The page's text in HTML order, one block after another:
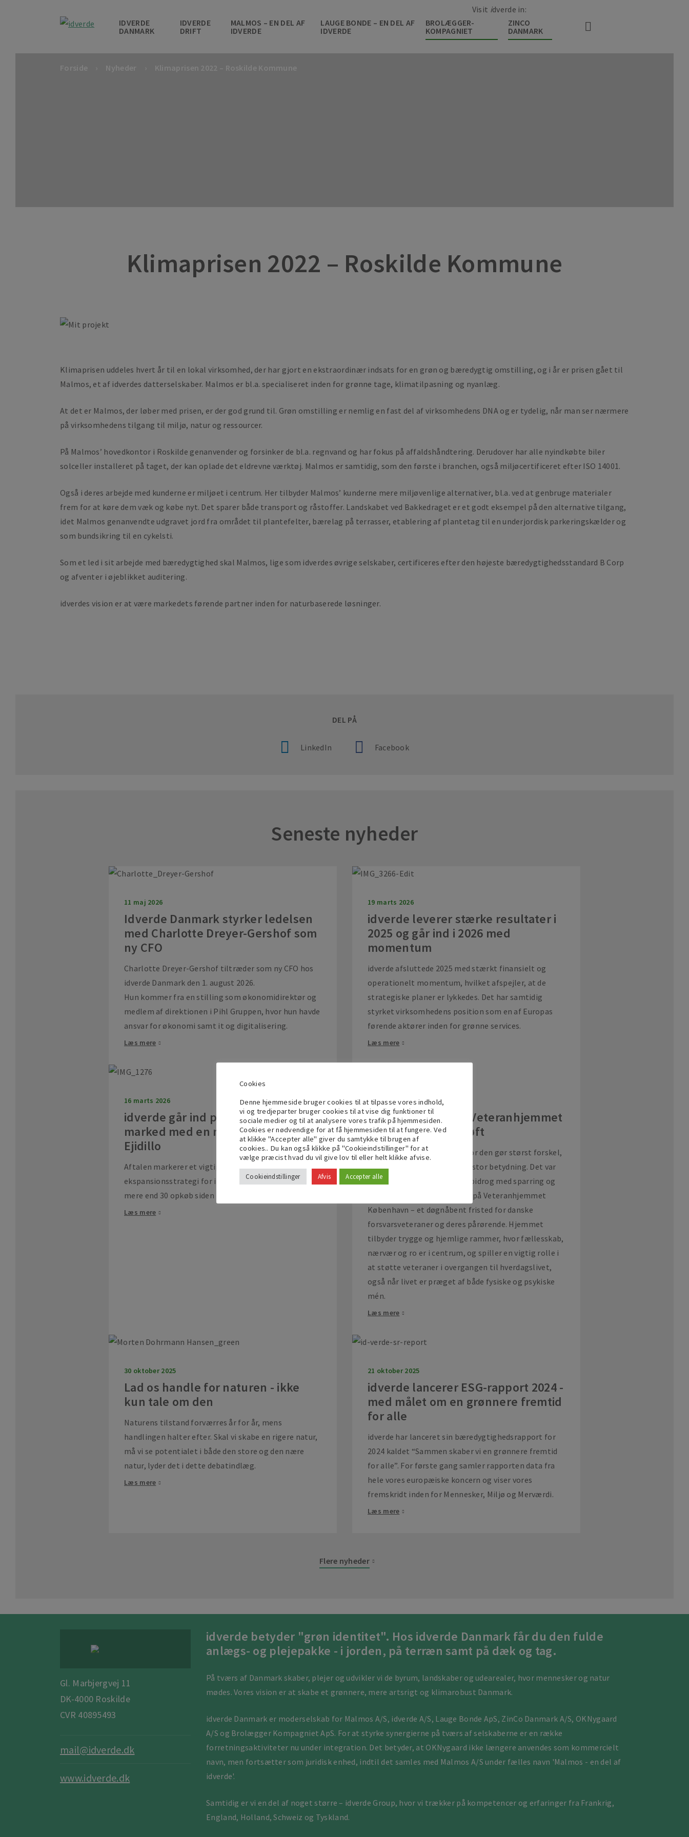
IDVERDE
DANMARK
IDVERDE
DRIFT
MALMOS – EN DEL AF
IDVERDE
LAUGE BONDE – EN DEL AF
IDVERDE
BROLÆGGER-
KOMPAGNIET
ZINCO
DANMARK
Visit idverde in:
Klimaprisen 2022 – Roskilde Kommune
Klimaprisen uddeles hvert år til en lokal virksomhed, der har gjort en ekstraordinær indsats for en grøn og bæredygtig omstilling, og i år er prisen gået til
Malmos, et af idverdes datterselskaber. Malmos er bl.a. specialiseret inden for grønne tage, klimatilpasning og nyanlæg.
At det er Malmos, der løber med prisen, er der god grund til. Grøn omstilling er nemlig en fast del af virksomhedens DNA og er tydelig, når man ser nærmere
på virksomhedens tilgang til miljø, natur og ressourcer.
På Malmos’ hovedkontor i Roskilde genanvender og forsinker de bl.a. regnvand og har fokus på affaldshåndtering. Derudover har alle nyindkøbte biler
solceller installeret på taget, der kan oplade det eldrevne værktøj. Malmos er samtidig, som den første i branchen, også miljøcertificeret efter ISO 14001.
Også i deres arbejde med kunderne er miljøet i centrum. Her tilbyder Malmos’ kunderne mere miljøvenlige alternativer, bl.a. ved at genbruge materialer
frem for at køre dem væk og købe nyt. Det sparer både transport og råstoffer. Landskabet ved Bakkedraget er et godt eksempel på den alternative tilgang,
idet Malmos genanvendte udgravet jord fra området til plantefelter, bærelag på terrasser, etablering af plantetag til en underjordisk parkeringskælder og
som bundsikring til en cykelsti.
Som et led i sit arbejde med bæredygtighed skal Malmos, lige som idverdes øvrige selskaber, certificeres efter den højeste bæredygtighedsstandard B Corp
og afventer i øjeblikket auditering.
idverdes vision er at være markedets førende partner inden for naturbaserede løsninger.
DEL PÅ
LinkedIn Facebook
Seneste nyheder
11 maj 2026
Idverde Danmark styrker ledelsen
med Charlotte Dreyer-Gershof som
ny CFO
Charlotte Dreyer-Gershof tiltræder som ny CFO hos
idverde Danmark den 1. august 2026.
Hun kommer fra en stilling som økonomidirektør og
medlem af direktionen i Pihl Gruppen, hvor hun havde
ansvar for økonomi samt it og digitalisering.
Læs mere
19 marts 2026
idverde leverer stærke resultater i
2025 og går ind i 2026 med
momentum
idverde afsluttede 2025 med stærkt finansielt og
operationelt momentum, hvilket afspejler, at de
strategiske planer er lykkedes. Det har samtidig
styrket virksomhedens position som en af Europas
førende aktører inden for grønne services.
Læs mere
16 marts 2026
idverde går ind på det spanske
marked med en majoritetsandel i El
Ejidillo
Aftalen markerer et vigtigt skridt i den europæiske
ekspansionsstrategi for idverde og bygger videre på
mere end 30 opkøb siden 2018.
Læs mere
15 januar 2026
Yndlingsstedet på Veteranhjemmet
København fik et løft
Når faglighed bruges dér, hvor den gør størst forskel,
kan selv mindre projekter få stor betydning. Det var
udgangspunktet, da idverde bidrog med sparring og
forbedring af udeområderne på Veteranhjemmet
København – et døgnåbent fristed for danske
forsvarsveteraner og deres pårørende. Hjemmet
tilbyder trygge og hjemlige rammer, hvor fællesskab,
nærvær og ro er i centrum, og spiller en vigtig rolle i
at støtte veteraner i overgangen til hverdagslivet,
også når livet er præget af både fysiske og psykiske
mén.
Læs mere
30 oktober 2025
Lad os handle for naturen - ikke
kun tale om den
Naturens tilstand forværres år for år, mens
handlingen halter efter. Skal vi skabe en rigere natur,
må vi se potentialet i både den store og den nære
natur, lyder det i dette debatindlæg.
Læs mere
21 oktober 2025
idverde lancerer ESG-rapport 2024 -
med målet om en grønnere fremtid
for alle
idverde har lanceret sin bæredygtighedsrapport for
2024 kaldet “Sammen skaber vi en grønnere fremtid
for alle”. For første gang samler rapporten data fra
hele vores europæiske koncern og viser vores
fremskridt inden for Mennesker, Miljø og Merværdi.
Læs mere
Flere nyheder
Gl. Marbjergvej 11
DK-4000 Roskilde
CVR 40895493
mail@idverde.dk
www.idverde.dk
idverde betyder "grøn identitet". Hos idverde Danmark får du den fulde
anlægs- og plejepakke - i jorden, på terræn samt på dæk og tag.
På tværs af Danmark skaber, plejer og udvikler vi de byrum, landskaber og udearealer, hvor mennesker og natur
mødes. Vores vision er at skabe et grønnere, mere artsrigt og klimarobust Danmark.
idverde Danmark er moderselskab for Malmos A/S, idverde A/S, Lauge Bonde ApS, ZinCo Danmark A/S, OKNygaard
A/S og Brolægger Kompagniet ApS. For at styrke synergierne på tværs af selskaberne er en række
forretningsaktiviteter nu under integration. Det betyder, at OKNygaard ikke længere anvendes som kommercielt
navn, men fortsætter som juridisk enhed, indtil det samles med Malmos A/S under fælles navn 'Malmos - en del af
idverde'.
Samtidig er vi en del af noget større – idverde Group, hvor vi trækker på kompetencer og erfaringer fra Frankrig,
England, Holland, Schweiz og Tyskland.
Cookies
Denne hjemmeside bruger cookies til at tilpasse vores indhold,
vi og tredjeparter bruger cookies til at vise dig funktioner til
sociale medier og til at analysere vores trafik på hjemmesiden.
Cookies er nødvendige for at få hjemmesiden til at fungere. Ved
at klikke "Accepter alle" giver du samtykke til brugen af
cookies.. Du kan også klikke på "Cookieindstillinger" for at
vælge præcist hvad du vil give lov til eller helt klikke afvise.
Cookieindstillinger Afvis Accepter alle